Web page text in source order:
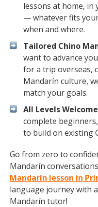
lessons at home, in
— whatever fits
when and where.
Tailored Chino
want to advance
for a trip overseas,
Mandarín culture,
match your goals.
All Levels
complete
to build on existing
Go from zero to
Mandarín
Mandarín lesson in
language journey with
Mandarín tutor!